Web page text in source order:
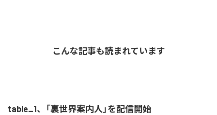
こんな記事も読まれています
table_1、「裏世界案内人」を配信開始